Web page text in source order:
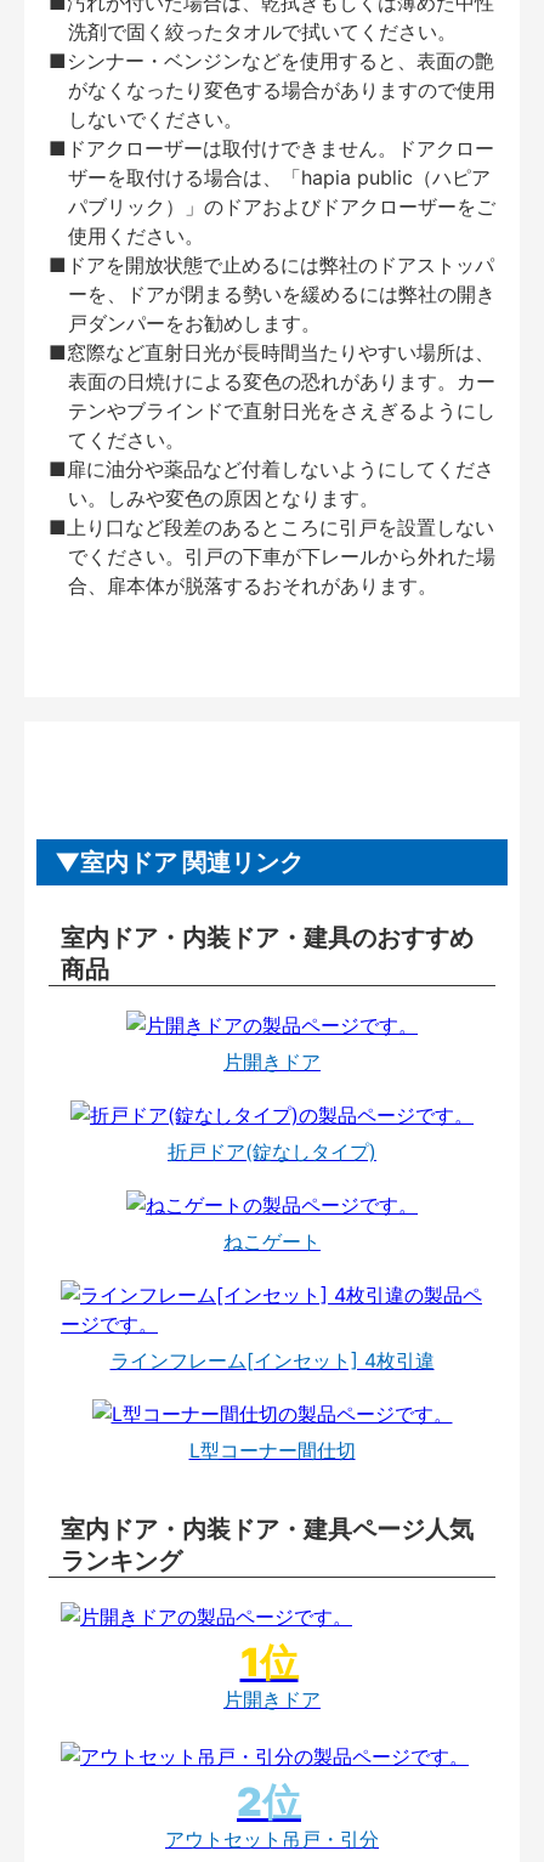
洗剤で固く絞ったタオルで拭いてください。
■シンナー・ベンジンなどを使用すると、表面の艶
がなくなったり変色する場合がありますので使用
しないでください。
■ドアクローザーは取付けできません。ドアクロー
ザーを取付ける場合は、「hapia public（ハピア
パブリック）」のドアおよびドアクローザーをご
使用ください。
■ドアを開放状態で止めるには弊社のドアストッパ
ーを、ドアが閉まる勢いを緩めるには弊社の開き
戸ダンパーをお勧めします。
■窓際など直射日光が長時間当たりやすい場所は、
表面の日焼けによる変色の恐れがあります。カー
テンやブラインドで直射日光をさえぎるようにし
てください。
■扉に油分や薬品など付着しないようにしてくださ
い。しみや変色の原因となります。
■上り口など段差のあるところに引戸を設置しない
でください。引戸の下車が下レールから外れた場
合、扉本体が脱落するおそれがあります。
室内ドア 関連リンク
室内ドア・内装ドア・建具のおすすめ
商品
片開きドア
折戸ドア(錠なしタイプ)
ねこゲート
ラインフレーム[インセット] 4枚引違
L型コーナー間仕切
室内ドア・内装ドア・建具ページ人気
ランキング
片開きドア
アウトセット吊戸・引分